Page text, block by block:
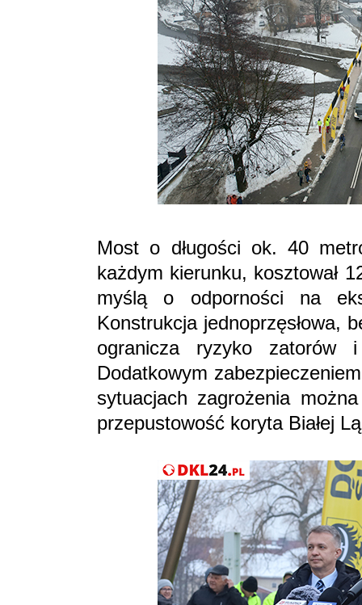
Most o długości ok. 40
każdym kierunku, kosztował
myślą o odporności na
Konstrukcja jednoprzęsłowa,
ogranicza ryzyko zatorów
Dodatkowym
sytuacjach zagrożenia
przepustowość koryta Białej